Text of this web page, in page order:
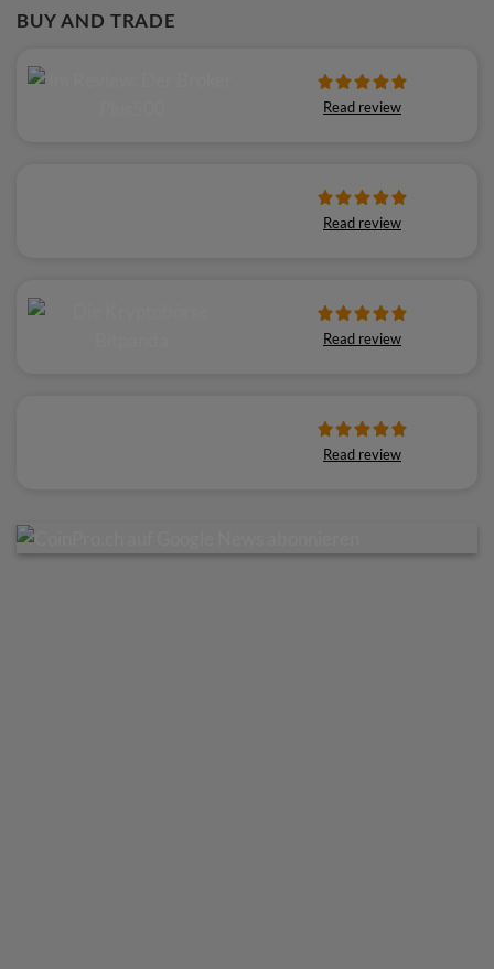
BUY AND TRADE
Read review
Read review
Read review
Read review